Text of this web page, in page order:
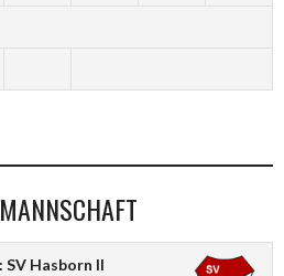
SV Hasborn II